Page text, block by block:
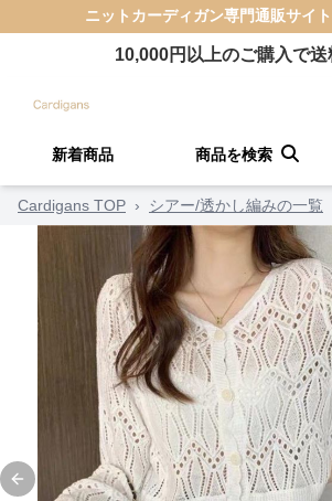
ニットカーディガン専門通販サイト
10,000円以上のご購入で送
新着商品 商品を検索
Cardigans TOP › シアー/透かし編みの一覧
Previous slide